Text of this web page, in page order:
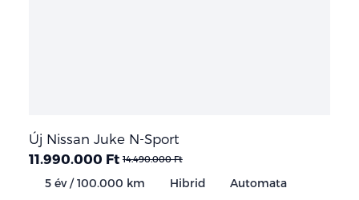
Új Nissan Juke N-Sport
11.990.000 Ft 14.490.000 Ft
5 év / 100.000 km Hibrid
Automata